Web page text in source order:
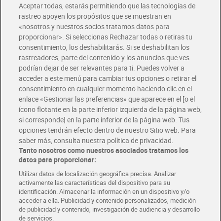
Envío estandar por 4,99€
Glovo y Uber Eats
Solicita tu factura de Glovo o Uber Eats
Únete al CLUB Dia
Disfruta las ventajas y ofertas exclusivas.
Descárgate la APP Dia
Folletos y Tiendas
Descubre las mejores ofertas y busca tu tienda más cercana
Tarjeta MaX Dia
Te devuelve hasta 8€/mes de tus compras.
¡Solicita tu tarjeta de crédito aquí!
COMER MEJOR CADA DIA
COLABORA CON DIA ABRE TU TIENDA DIA CORPORATE
Aceptar todas, estarás permitiendo que las tecnologías de
rastreo apoyen los propósitos que se muestran en
«nosotros y nuestros socios tratamos datos para
proporcionar». Si seleccionas Rechazar todas o retiras tu
consentimiento, los deshabilitarás. Si se deshabilitan los
rastreadores, parte del contenido y los anuncios que ves
podrían dejar de ser relevantes para ti. Puedes volver a
acceder a este menú para cambiar tus opciones o retirar el
consentimiento en cualquier momento haciendo clic en el
enlace «Gestionar las preferencias» que aparece en el [o el
ícono flotante en la parte inferior izquierda de la página web,
si corresponde] en la parte inferior de la página web. Tus
opciones tendrán efecto dentro de nuestro Sitio web. Para
saber más, consulta nuestra política de privacidad.
Tanto nosotros como nuestros asociados tratamos los
datos para proporcionar:
Utilizar datos de localización geográfica precisa. Analizar
activamente las características del dispositivo para su
identificación. Almacenar la información en un dispositivo y/o
acceder a ella. Publicidad y contenido personalizados, medición
de publicidad y contenido, investigación de audiencia y desarrollo
de servicios.